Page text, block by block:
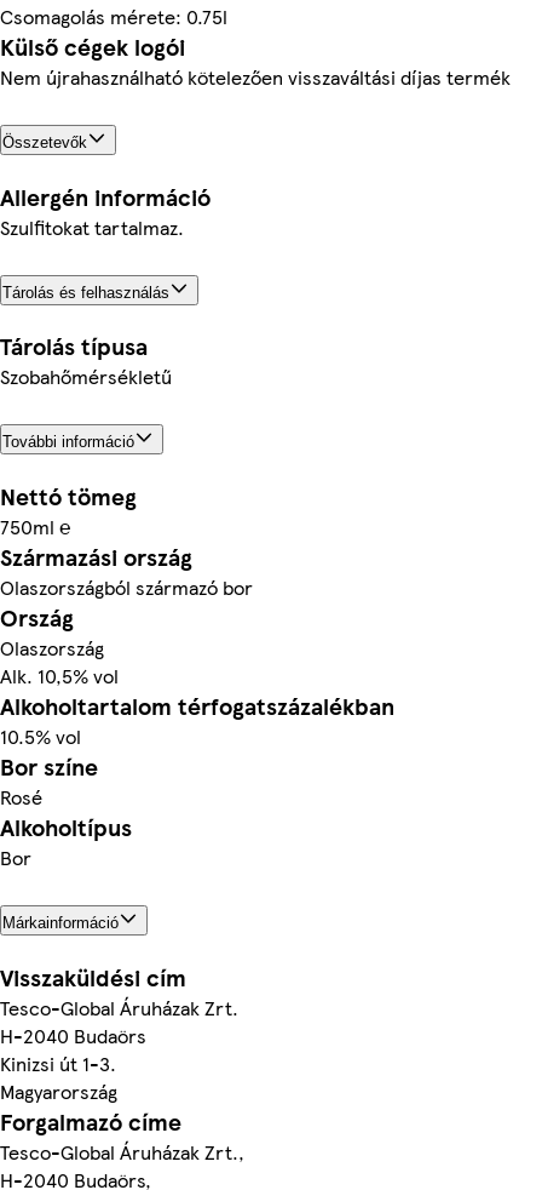
Csomagolás mérete: 0.75l
Külső cégek logói
Nem újrahasználható kötelezően visszaváltási díjas termék
Összetevők
Allergén információ
Szulfitokat tartalmaz.
Tárolás és felhasználás
Tárolás típusa
Szobahőmérsékletű
További információ
Nettó tömeg
750ml ℮
Származási ország
Olaszországból származó bor
Ország
Olaszország
Alk. 10,5% vol
Alkoholtartalom térfogatszázalékban
10.5% vol
Bor színe
Rosé
Alkoholtípus
Bor
Márkainformáció
Visszaküldési cím
Tesco-Global Áruházak Zrt.
H-2040 Budaörs
Kinizsi út 1-3.
Magyarország
Forgalmazó címe
Tesco-Global Áruházak Zrt.,
H-2040 Budaörs,